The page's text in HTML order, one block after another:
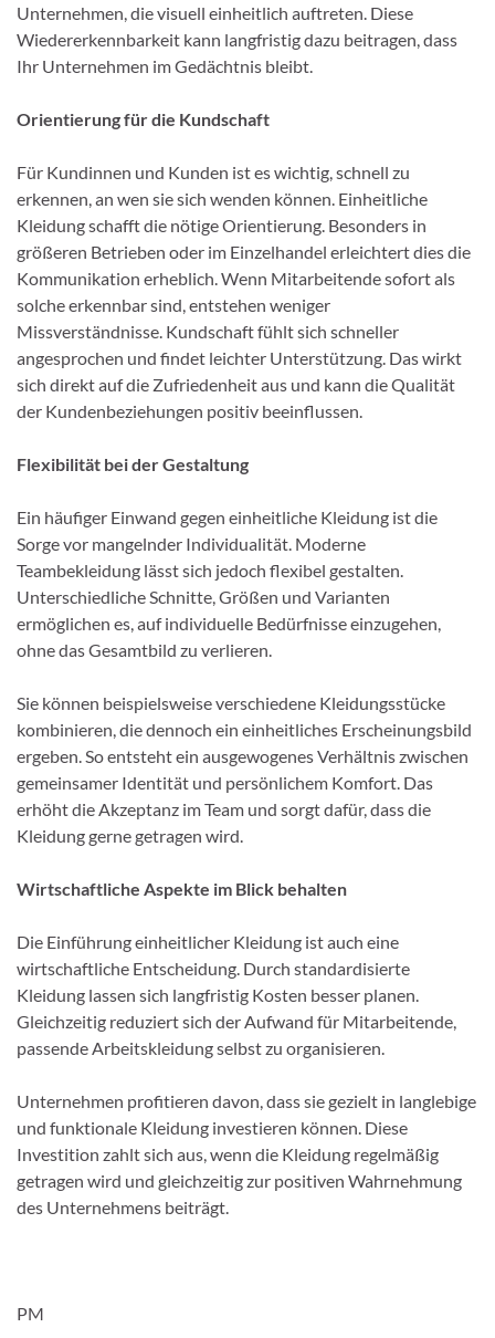
Unternehmen, die visuell einheitlich auftreten. Diese
Wiedererkennbarkeit kann langfristig dazu beitragen, dass
Ihr Unternehmen im Gedächtnis bleibt.
Orientierung für die Kundschaft
Für Kundinnen und Kunden ist es wichtig, schnell zu
erkennen, an wen sie sich wenden können. Einheitliche
Kleidung schafft die nötige Orientierung. Besonders in
größeren Betrieben oder im Einzelhandel erleichtert dies die
Kommunikation erheblich. Wenn Mitarbeitende sofort als
solche erkennbar sind, entstehen weniger
Missverständnisse. Kundschaft fühlt sich schneller
angesprochen und findet leichter Unterstützung. Das wirkt
sich direkt auf die Zufriedenheit aus und kann die Qualität
der Kundenbeziehungen positiv beeinflussen.
Flexibilität bei der Gestaltung
Ein häufiger Einwand gegen einheitliche Kleidung ist die
Sorge vor mangelnder Individualität. Moderne
Teambekleidung lässt sich jedoch flexibel gestalten.
Unterschiedliche Schnitte, Größen und Varianten
ermöglichen es, auf individuelle Bedürfnisse einzugehen,
ohne das Gesamtbild zu verlieren.
Sie können beispielsweise verschiedene Kleidungsstücke
kombinieren, die dennoch ein einheitliches Erscheinungsbild
ergeben. So entsteht ein ausgewogenes Verhältnis zwischen
gemeinsamer Identität und persönlichem Komfort. Das
erhöht die Akzeptanz im Team und sorgt dafür, dass die
Kleidung gerne getragen wird.
Wirtschaftliche Aspekte im Blick behalten
Die Einführung einheitlicher Kleidung ist auch eine
wirtschaftliche Entscheidung. Durch standardisierte
Kleidung lassen sich langfristig Kosten besser planen.
Gleichzeitig reduziert sich der Aufwand für Mitarbeitende,
passende Arbeitskleidung selbst zu organisieren.
Unternehmen profitieren davon, dass sie gezielt in langlebige
und funktionale Kleidung investieren können. Diese
Investition zahlt sich aus, wenn die Kleidung regelmäßig
getragen wird und gleichzeitig zur positiven Wahrnehmung
des Unternehmens beiträgt.
PM